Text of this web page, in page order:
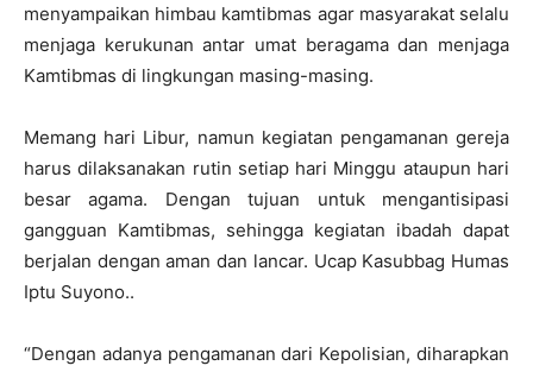
menyampaikan himbau kamtibmas agar masyarakat selalu
menjaga kerukunan antar umat beragama dan menjaga
Kamtibmas di lingkungan masing-masing.
Memang hari Libur, namun kegiatan pengamanan gereja
harus dilaksanakan rutin setiap hari Minggu ataupun hari
besar agama. Dengan tujuan untuk mengantisipasi
gangguan Kamtibmas, sehingga kegiatan ibadah dapat
berjalan dengan aman dan lancar. Ucap Kasubbag Humas
Iptu Suyono..
“Dengan adanya pengamanan dari Kepolisian, diharapkan